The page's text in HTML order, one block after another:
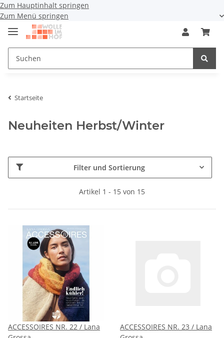
Zum Hauptinhalt springen
Zum Menü springen
Startseite
Neuheiten Herbst/Winter
Filter und Sortierung
Artikel 1 - 15 von 15
ACCESSOIRES NR. 22 / Lana
ACCESSOIRES NR. 23 / Lana